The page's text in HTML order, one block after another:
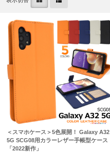
＜スマホケース＞5色展開！ Galaxy A32
5G SCG08用カラーレザー手帳型ケース
「2022新作」